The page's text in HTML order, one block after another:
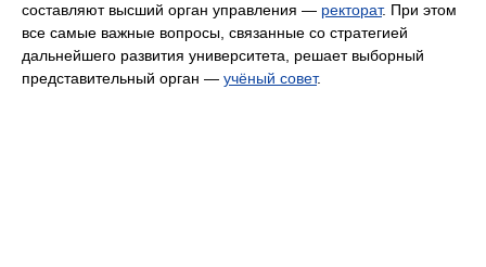
составляют высший орган управления — ректорат. При этом
все самые важные вопросы, связанные со стратегией
дальнейшего развития университета, решает выборный
представительный орган — учёный совет.